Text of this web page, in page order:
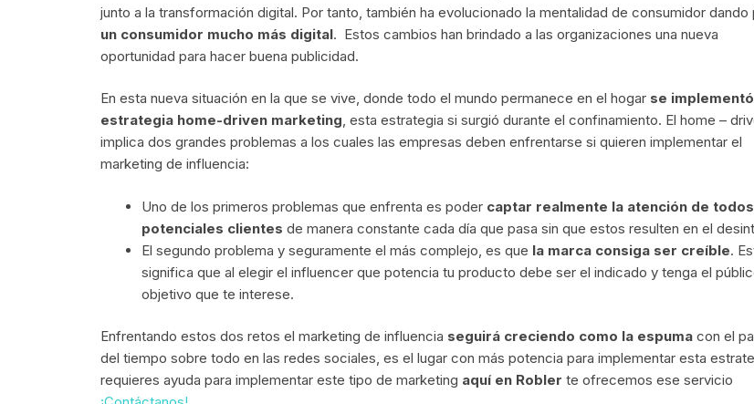
junto a la transformación digital. Por tanto, también ha evolucionado la mentalidad de consumidor dando
un consumidor mucho más digital. Estos cambios han brindado a las organizaciones una nueva
oportunidad para hacer buena publicidad.
En esta nueva situación en la que se vive, donde todo el mundo permanece en el hogar se
estrategia home-driven marketing, esta estrategia si surgió durante el confinamiento. El home –
implica dos grandes problemas a los cuales las empresas deben enfrentarse si quieren implementar el
marketing de influencia:
Uno de los primeros problemas que enfrenta es poder captar realmente la atención de
potenciales clientes de manera constante cada día que pasa sin que estos resulten en el
El segundo problema y seguramente el más complejo, es que la marca consiga ser creíble.
significa que al elegir el influencer que potencia tu producto debe ser el indicado y tenga el
objetivo que te interese.
Enfrentando estos dos retos el marketing de influencia seguirá creciendo como la espuma con el
del tiempo sobre todo en las redes sociales, es el lugar con más potencia para implementar esta
requieres ayuda para implementar este tipo de marketing aquí en Robler te ofrecemos ese servicio